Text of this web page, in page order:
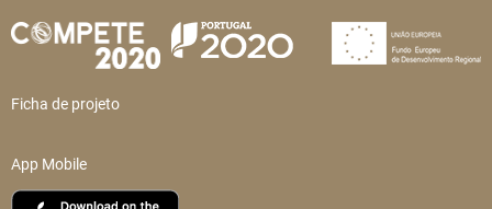
Ficha de projeto
App Mobile